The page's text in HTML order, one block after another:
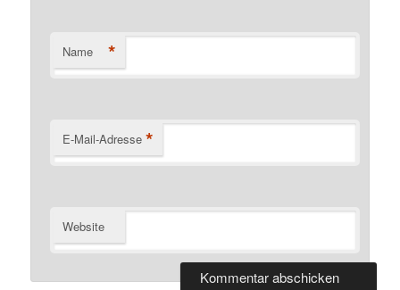
Name *
E-Mail-Adresse *
Website